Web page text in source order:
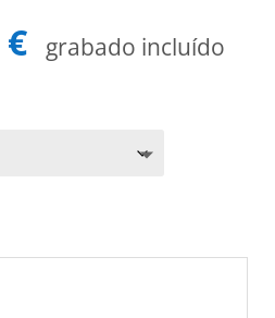
€Rango
de
grabado incluído